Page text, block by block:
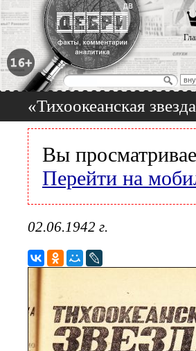
«Тихоокеанская
Вы
Перейти на
02.06.1942 г.